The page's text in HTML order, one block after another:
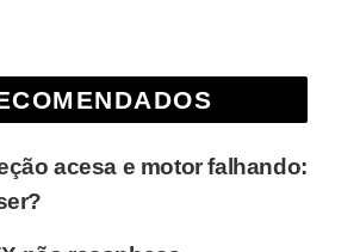
acesa e motor falhando: